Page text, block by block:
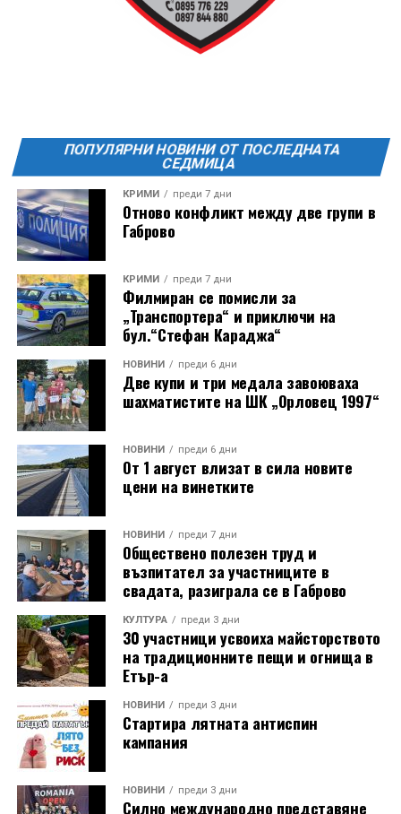
ПОПУЛЯРНИ НОВИНИ ОТ ПОСЛЕДНАТА
СЕДМИЦА
КРИМИ преди 7 дни
Отново конфликт между две групи в
Габрово
КРИМИ преди 7 дни
Филмиран се помисли за
„Транспортера“ и приключи на
бул.“Стефан Караджа“
НОВИНИ преди 6 дни
Две купи и три медала завоюваха
шахматистите на ШК „Орловец 1997“
НОВИНИ преди 6 дни
От 1 август влизат в сила новите
цени на винетките
НОВИНИ преди 7 дни
Обществено полезен труд и
възпитател за участниците в
свадата, разиграла се в Габрово
КУЛТУРА преди 3 дни
30 участници усвоиха майсторството
на традиционните пещи и огнища в
Етър-а
НОВИНИ преди 3 дни
Стартира лятната антиспин
кампания
НОВИНИ преди 3 дни
Силно международно представяне